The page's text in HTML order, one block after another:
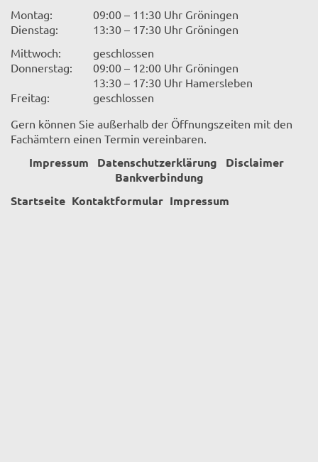
Montag:
09:00 – 11:30 Uhr Gröningen
Dienstag:
13:30 – 17:30 Uhr Gröningen
Mittwoch:
geschlossen
Donnerstag:
09:00 – 12:00 Uhr Gröningen
13:30 – 17:30 Uhr Hamersleben
Freitag:
geschlossen
Gern können Sie außerhalb der Öffnungszeiten mit den
Fachämtern einen Termin vereinbaren.
Impressum Datenschutzerklärung
Disclaimer
Bankverbindung
Startseite Kontaktformular Impressum